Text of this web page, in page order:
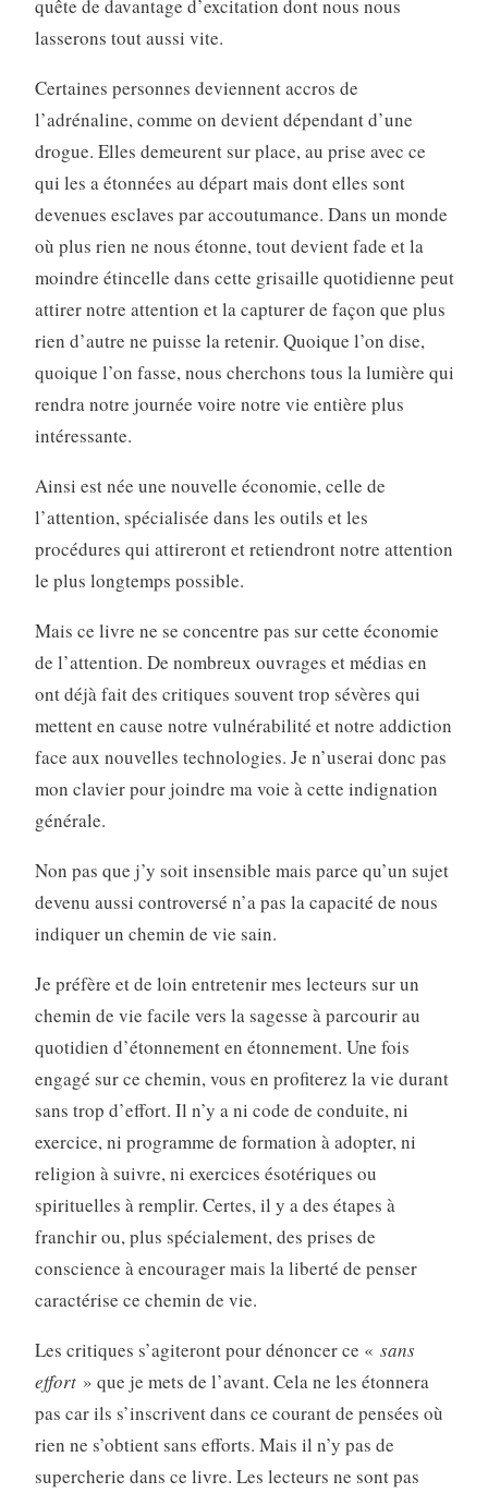
quête de davantage d’excitation dont nous nous
lasserons tout aussi vite.
Certaines personnes deviennent accros de
l’adrénaline, comme on devient dépendant d’une
drogue. Elles demeurent sur place, au prise avec ce
qui les a étonnées au départ mais dont elles sont
devenues esclaves par accoutumance. Dans un monde
où plus rien ne nous étonne, tout devient fade et la
moindre étincelle dans cette grisaille quotidienne peut
attirer notre attention et la capturer de façon que plus
rien d’autre ne puisse la retenir. Quoique l’on dise,
quoique l’on fasse, nous cherchons tous la lumière qui
rendra notre journée voire notre vie entière plus
intéressante.
Ainsi est née une nouvelle économie, celle de
l’attention, spécialisée dans les outils et les
procédures qui attireront et retiendront notre attention
le plus longtemps possible.
Mais ce livre ne se concentre pas sur cette économie
de l’attention. De nombreux ouvrages et médias en
ont déjà fait des critiques souvent trop sévères qui
mettent en cause notre vulnérabilité et notre addiction
face aux nouvelles technologies. Je n’userai donc pas
mon clavier pour joindre ma voie à cette indignation
générale.
Non pas que j’y soit insensible mais parce qu’un sujet
devenu aussi controversé n’a pas la capacité de nous
indiquer un chemin de vie sain.
Je préfère et de loin entretenir mes lecteurs sur un
chemin de vie facile vers la sagesse à parcourir au
quotidien d’étonnement en étonnement. Une fois
engagé sur ce chemin, vous en profiterez la vie durant
sans trop d’effort. Il n’y a ni code de conduite, ni
exercice, ni programme de formation à adopter, ni
religion à suivre, ni exercices ésotériques ou
spirituelles à remplir. Certes, il y a des étapes à
franchir ou, plus spécialement, des prises de
conscience à encourager mais la liberté de penser
caractérise ce chemin de vie.
Les critiques s’agiteront pour dénoncer ce « sans
effort» que je mets de l’avant. Cela ne les étonnera
pas car ils s’inscrivent dans ce courant de pensées où
rien ne s’obtient sans efforts. Mais il n’y pas de
supercherie dans ce livre. Les lecteurs ne sont pas